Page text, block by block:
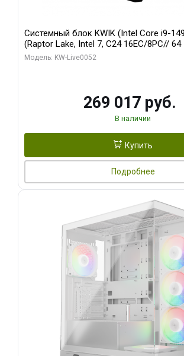
Системный блок KWIK (Intel Core i9-
(Raptor Lake, Intel 7, C24 16EC/8PC//
модуля)/ Palit RTX5080 GAMINGPRO OC
Модель: KW-Live0052
269 017 руб.
В наличии
Купить
Подробнее